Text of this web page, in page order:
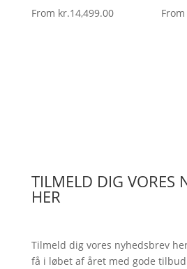
From kr.14,499.00 From
TILMELD DIG VORES
HER
Tilmeld dig vores nyhedsbrev
få i løbet af året med gode